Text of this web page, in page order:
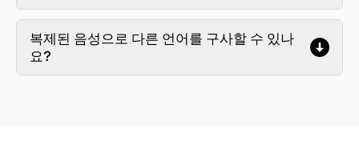
복제된 음성으로 다른 언어를 구사할 수 있나
요?